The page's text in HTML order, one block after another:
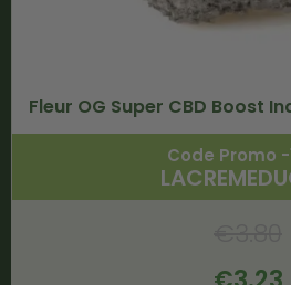
Fleur OG Super CBD Boost
Code Promo -